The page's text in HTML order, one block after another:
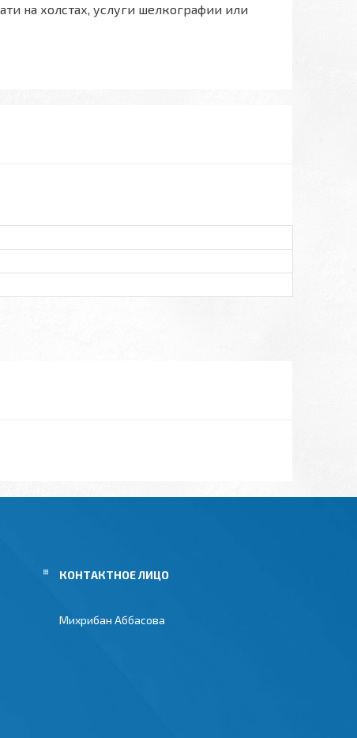
на холстах, услуги шелкографии или
Михрибан Аббасова